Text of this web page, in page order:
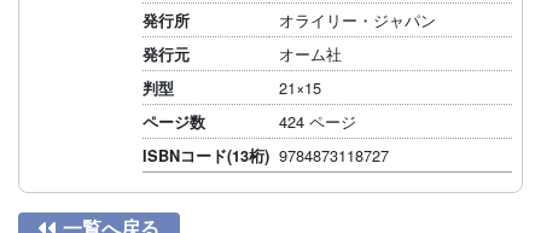
発行所 オライリー・ジャパン
発行元 オーム社
判型 21×15
ページ数 424 ページ
ISBNコード(13桁) 9784873118727
 一覧へ戻る